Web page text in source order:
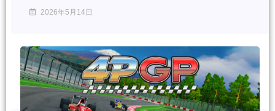
2026年5月14日